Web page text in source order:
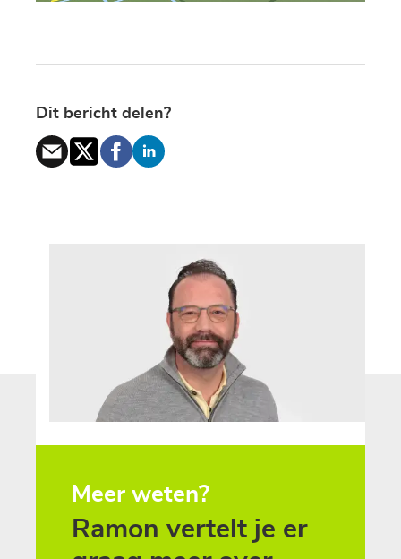
Dit bericht delen?
Meer weten?
Ramon vertelt je er